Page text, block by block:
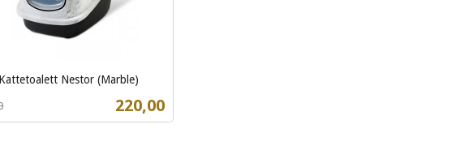
Kattetoalett Nestor (Marble)
Tilbud
220,00